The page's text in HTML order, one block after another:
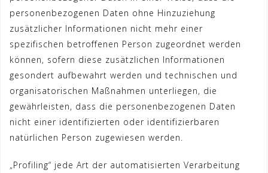
personenbezogenen Daten ohne Hinzuziehung
zusätzlicher Informationen nicht mehr einer
spezifischen betroffenen Person zugeordnet werden
können, sofern diese zusätzlichen Informationen
gesondert aufbewahrt werden und technischen und
organisatorischen Maßnahmen unterliegen, die
gewährleisten, dass die personenbezogenen Daten
nicht einer identifizierten oder identifizierbaren
natürlichen Person zugewiesen werden.
„Profiling“ jede Art der automatisierten Verarbeitung